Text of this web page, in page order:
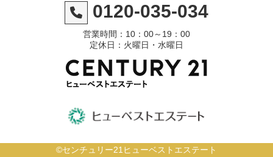
0120-035-034
営業時間：10：00～19：00
定休日：火曜日・水曜日
©センチュリー21ヒューベストエステート